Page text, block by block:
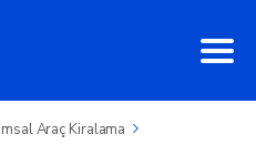
Araç Kiralama